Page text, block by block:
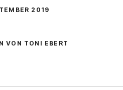
2019
VON TONI EBERT